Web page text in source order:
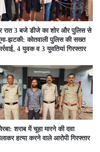
रात 3 बजे डीजे का शोर और पुलिस से
झटकी: कोतवाली पुलिस की सख्त
4 युवक व 3 युवतियां गिरफ्तार
शराब में चूहा मारने की दवा
हत्या करने वाले आरोपी गिरफ्तार